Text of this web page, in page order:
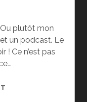
Ou plutôt mon
un podcast. Le
! Ce n’est pas